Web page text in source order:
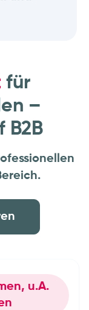
für
–
B2B
u.A.